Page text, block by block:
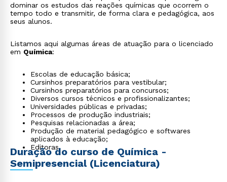
dominar os estudos das reações químicas que ocorrem o
tempo todo e transmitir, de forma clara e pedagógica, aos
seus alunos.
Listamos aqui algumas áreas de atuação para o licenciado
em Química:
Escolas de educação básica;
Cursinhos preparatórios para vestibular;
Cursinhos preparatórios para concursos;
Diversos cursos técnicos e profissionalizantes;
Universidades públicas e privadas;
Processos de produção industriais;
Pesquisas relacionadas a área;
Produção de material pedagógico e softwares
aplicados à educação;
Editoras.
Duração do curso de Química -
Semipresencial (Licenciatura)